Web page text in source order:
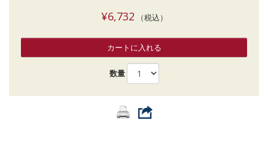
¥6,732 （税込）
カートに入れる
数量